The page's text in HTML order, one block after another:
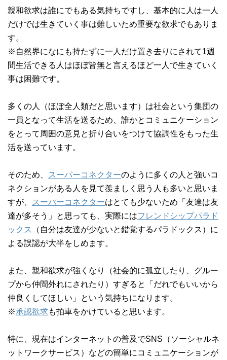
親和欲求は誰にでもある気持ちですし、基本的に人は一人
だけでは生きていく事は難しいため重要な欲求でもありま
す。
※自然界になにも持たずに一人だけ置き去りにされて1週
間生活できる人はほぼ皆無と言えるほど一人で生きていく
事は困難です。
多くの人（ほぼ全人類だと思います）は社会という集団の
一員となって生活を送るため、誰かとコミュニケーション
をとって周囲の意見と折り合いをつけて協調性をもった生
活を送っています。
そのため、 スーパーコネクターのように多くの人と強いコ
ネクションがある人を見て羨ましく思う人も多いと思いま
すが、
スーパーコネクターはとても少ないため「友達は友
達が多そう」と思っても、実際にはフレンドシップパラド
ックス
（自分は友達が少ないと錯覚するパラドックス）に
よる誤認が大半をしめます。
また、親和欲求が強くなり（社会的に孤立したり、グルー
プから仲間外れにされたり）すぎると「だれでもいいから
仲良くしてほしい」という気持ちになります。
※承認欲求も拍車をかけていると思います。
特に、現在はインターネットの普及でSNS（ソーシャルネ
ットワークサービス）などの簡単にコミュニケーションが